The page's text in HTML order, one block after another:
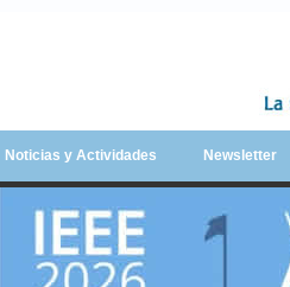
Noticias y Actividades Newsletter